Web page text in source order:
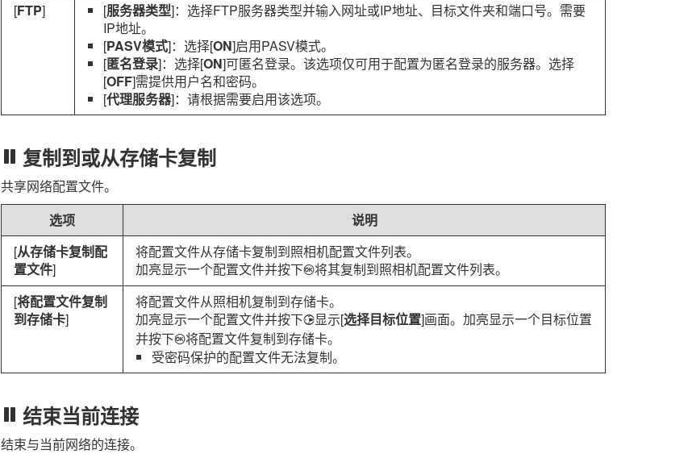
[FTP] [服务器类型]：选择FTP服务器类型并输入网址或IP地址、目标文件夹和端口号。需要
IP地址。
[PASV模式]：选择[ON]启用PASV模式。
[匿名登录]：选择[ON]可匿名登录。该选项仅可用于配置为匿名登录的服务器。选择
[OFF]需提供用户名和密码。
[代理服务器]：请根据需要启用该选项。
复制到或从存储卡复制
共享网络配置文件。
选项
说明
[从存储卡复制配
置文件]
将配置文件从存储卡复制到照相机配置文件列表。
加亮显示一个配置文件并按下J将其复制到照相机配置文件列表。
[将配置文件复制
到存储卡]
将配置文件从照相机复制到存储卡。
加亮显示一个配置文件并按下2显示[选择目标位置]画面。加亮显示一个目标位置
并按下J将配置文件复制到存储卡。
受密码保护的配置文件无法复制。
结束当前连接
结束与当前网络的连接。